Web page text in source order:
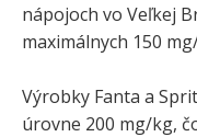
nápojoch vo Veľkej
maximálnych 150
Výrobky Fanta a
úrovne 200 mg/kg,